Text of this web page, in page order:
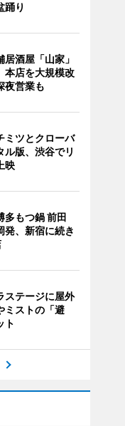
踊り
居酒屋「山家」
店を大規模改
夜営業も
ミツとクローバ
ル版、渋谷でリ
映
多もつ鍋 前田
、新宿に続き
ステージに屋外
ミストの「避
ト